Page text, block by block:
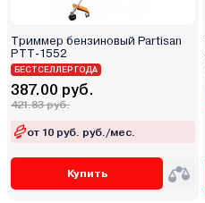
Триммер бензиновый Partisan
PTT-1552
БЕСТСЕЛЛЕР ГОДА
387.00 руб.
421.83 руб.
от 10 руб. руб./мес.
Купить